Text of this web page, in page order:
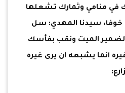
في منامي وثمارك تشعلها
خوفا، سيدنا المهدي: سل
الضمير الميت ونقب بفأسك
انما يشبعه ان يرى غيره